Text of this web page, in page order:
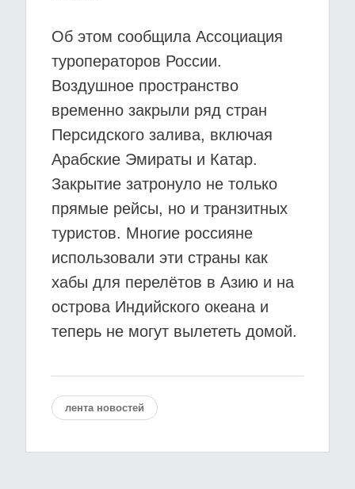
Об этом сообщила Ассоциация
туроператоров России.
Воздушное пространство
временно закрыли ряд стран
Персидского залива, включая
Арабские Эмираты и Катар.
Закрытие затронуло не только
прямые рейсы, но и транзитных
туристов. Многие россияне
использовали эти страны как
хабы для перелётов в Азию и на
острова Индийского океана и
теперь не могут вылететь домой.
лента новостей